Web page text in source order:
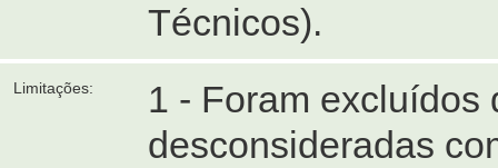
Técnicos).
Limitações:
1 - Foram excluídos
desconsideradas